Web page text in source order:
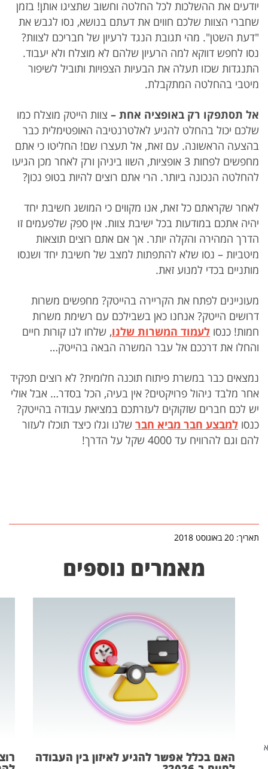
יודעים את ההשלכות לכל החלטה וחשוב שתציגו אותן! בזמן
שחברי הצוות שלכם חווים את דעתם בנושא, נסו לגבש את
"דעת השטן". מהי תגובת הנגד לרעיון של חבריכם לצוות?
נסו לחפש דווקא למה הרעיון שלהם לא מוצלח ולא יעבוד.
התנגדות שכזו תעלה את הבעיות הצפויות ותוביל לשיפור
מיטבי בהחלטה המתקבלת.
אל תסתפקו רק באופציה אחת – צוות הייטק מוצלח כמו
שלכם יכול בהחלט להגיע לאלטרנטיבה האופטימלית כבר
בהצעה הראשונה. עם זאת, אל תעצרו שם! החליטו כי אתם
מחפשים לפחות 3 אופציות, השוו ביניהן ורק לאחר מכן הגיעו
להחלטה הנכונה ביותר. הרי אתם רוצים להיות בטופ נכון?
לאחר שקראתם כל זאת, אנו מקווים כי המושג חשיבת יחד
יהיה אתכם במודעות בכל ישיבת צוות. אין ספק שלפעמים זו
הדרך המהירה והקלה יותר. אך אם אתם רוצים תוצאות
מיטביות – נסו שלא להתפתות למצב של חשיבת יחד ושנסו
מותניים בכדי למנוע זאת.
מעוניינים לפתח את הקריירה בהייטק? מחפשים משרות
דרושים הייטק? אנחנו כאן בשבילכם עם רשימת משרות
חמות! כנסו לעמוד המשרות שלנו, שלחו לנו קורות חיים
והחלו את דרככם אל עבר המשרה הבאה בהייטק…
נמצאים כבר במשרת פיתוח תוכנה חלומית? לא רוצים תפקיד
אחר מלבד ניהול פרויקטים? אין בעיה, הכל בסדר… אבל אולי
יש לכם חברים שזקוקים לעזרתכם במציאת עבודה בהייטק?
כנסו למבצע חבר מביא חבר שלנו וגלו כיצד תוכלו לעזור
להם וגם להרוויח עד 4000 שקל על הדרך!
תאריך: 20 באוגוסט 2018
מאמרים נוספים
האם בכלל אפשר להגיע לאיזון בין העבודה